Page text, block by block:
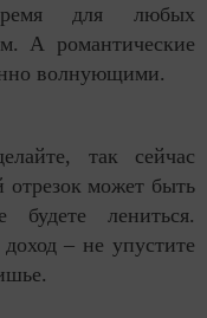
для любых
А романтические
волнующими.
так сейчас
отрезок может быть
лениться.
– не упустите